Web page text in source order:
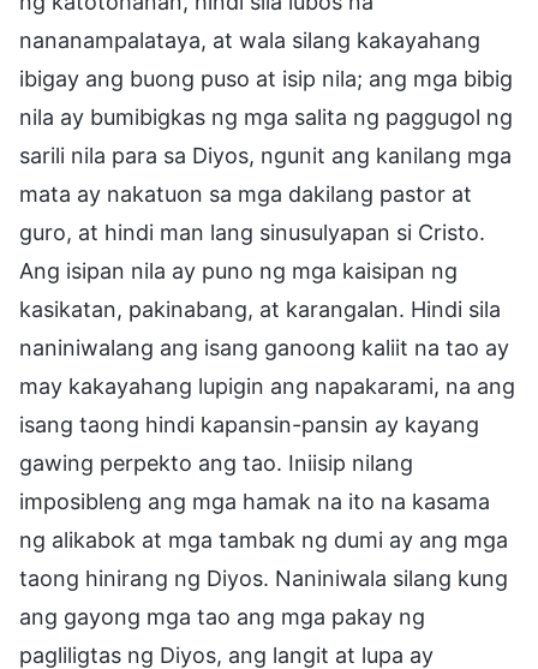
nananampalataya, at wala silang kakayahang
ibigay ang buong puso at isip nila; ang mga bibig
nila ay bumibigkas ng mga salita ng paggugol ng
sarili nila para sa Diyos, ngunit ang kanilang mga
mata ay nakatuon sa mga dakilang pastor at
guro, at hindi man lang sinusulyapan si Cristo.
Ang isipan nila ay puno ng mga kaisipan ng
kasikatan, pakinabang, at karangalan. Hindi sila
naniniwalang ang isang ganoong kaliit na tao ay
may kakayahang lupigin ang napakarami, na ang
isang taong hindi kapansin-pansin ay kayang
gawing perpekto ang tao. Iniisip nilang
imposibleng ang mga hamak na ito na kasama
ng alikabok at mga tambak ng dumi ay ang mga
taong hinirang ng Diyos. Naniniwala silang kung
ang gayong mga tao ang mga pakay ng
pagliligtas ng Diyos, ang langit at lupa ay